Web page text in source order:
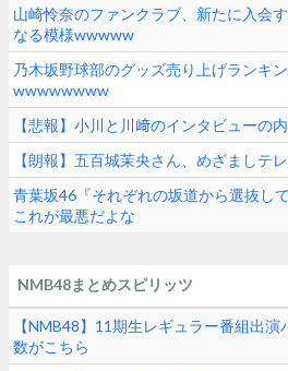
山崎怜奈のファンクラブ、新たに入会
なる模様wwwww
乃木坂野球部のグッズ売り上げランキ
wwwwwwww
【悲報】小川と川﨑のインタビューの
【朗報】五百城茉央さん、めざましテ
青葉坂46『それぞれの坂道から選抜し
これが最悪だよな
NMB48まとめスピリッツ
【NMB48】11期生レギュラー番組出
数がこちら